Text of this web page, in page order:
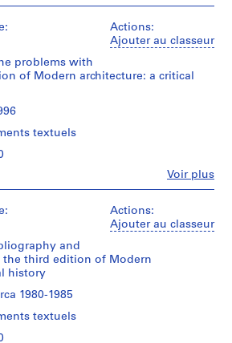
Actions:
Ajouter au classeur
Voir plus
problems with
of Modern architecture: a critical
textuels
Actions:
Ajouter au classeur
and
third edition of Modern
history
1980-1985
textuels